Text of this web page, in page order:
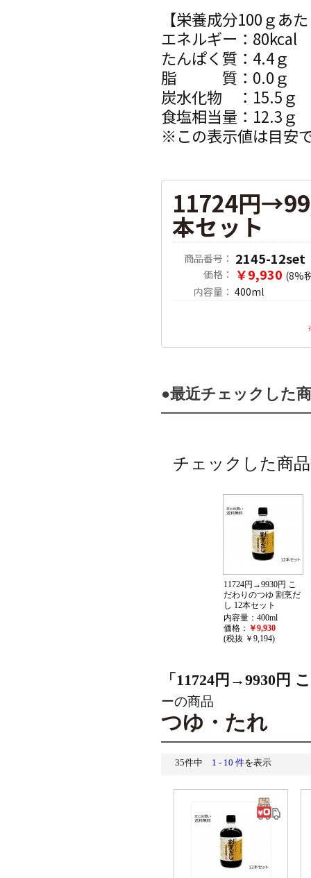
【栄養成分100ｇあ
エネルギー：80kcal
たんぱく質：4.4ｇ
脂 質：0.0ｇ
炭水化物 ：15.5ｇ
食塩相当量：12.3ｇ
※この表示値は目安
11724円
本セット
商品番号： 2145-12set
価格： ￥9,930 (8%
内容量： 400ml
●最近チェックした
チェックした商
11724円→9930円 こ
だわりのつゆ 割烹だ
し 12本セット
内容量：400ml
価格： ￥9,930
(税抜 ￥9,194)
「11724円→9930円
ーの商品
つゆ・たれ
35件中 1 - 10 件を表示